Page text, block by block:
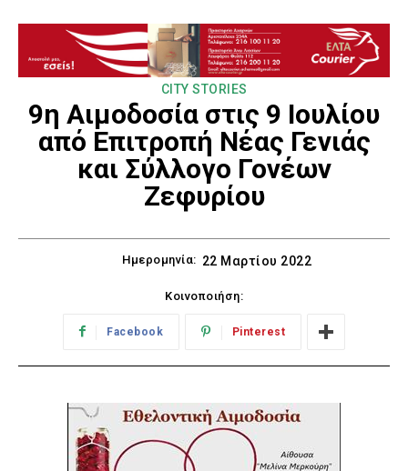
CITY STORIES
9η Αιμοδοσία στις 9 Ιουλίου
από Επιτροπή Νέας Γενιάς
και Σύλλογο Γονέων
Ζεφυρίου
Ημερομηνία: 22 Μαρτίου 2022
Κοινοποιήση:
Facebook Pinterest